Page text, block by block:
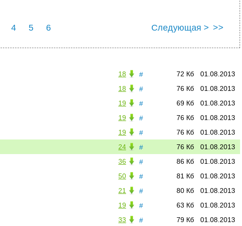
4 5 6 Следующая > >>
# 01.08.2013
72 Кб
18
#
01.08.2013
76 Кб
18
#
01.08.2013
69 Кб
19
#
01.08.2013
76 Кб
19
#
01.08.2013
76 Кб
19
#
01.08.2013
76 Кб
24
#
01.08.2013
86 Кб
36
#
01.08.2013
81 Кб
50
#
01.08.2013
80 Кб
21
#
01.08.2013
63 Кб
19
#
01.08.2013
79 Кб
33